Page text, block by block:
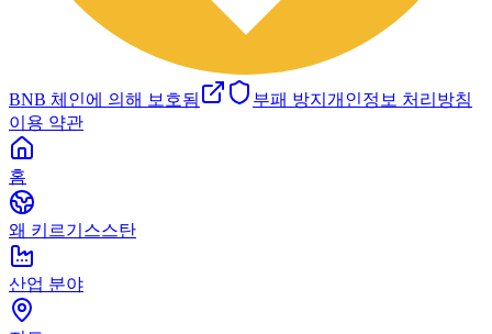
BNB 체인에 의해 보호됨 부패 방지 개인정보 처리방침
이용 약관
홈
왜 키르기스스탄
산업 분야